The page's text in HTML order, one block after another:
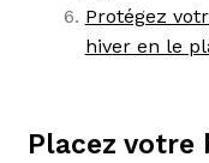
Protégez
hiver en le
Placez votre